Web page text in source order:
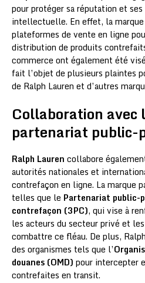
pour protéger sa réputation et
intellectuelle. En effet, la
plateformes de vente en ligne
distribution de produits
commerce ont également été
fait l’objet de plusieurs plaintes
de Ralph Lauren et d’autres
Collaboration avec
partenariat public-
Ralph Lauren collabore
autorités nationales et
contrefaçon en ligne. La marque
telles que le Partenariat public-
contrefaçon (3PC), qui vise à
les acteurs du secteur privé et
combattre ce fléau. De plus,
des organismes tels que l’
douanes (OMD) pour intercepter
contrefaites en transit.